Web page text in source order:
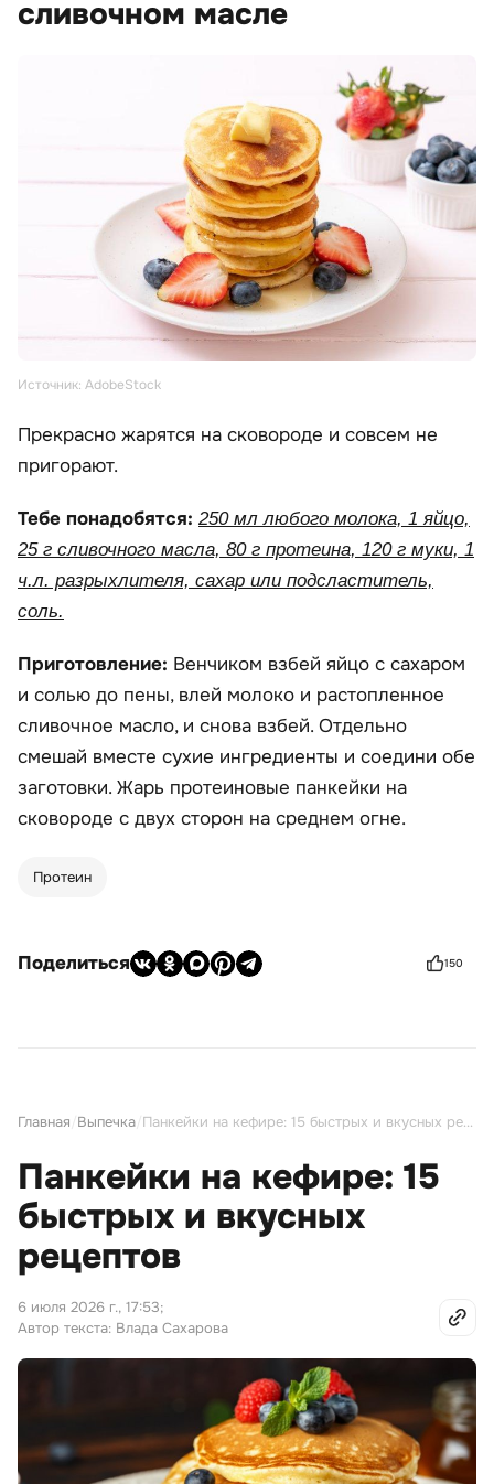
сливочном масле
Источник: AdobeStock
Прекрасно жарятся на сковороде и совсем не
пригорают.
Тебе понадобятся: 250 мл любого молока, 1 яйцо,
25 г сливочного масла, 80 г протеина, 120 г муки, 1
ч.л. разрыхлителя, сахар или подсластитель,
соль.
Приготовление: Венчиком взбей яйцо с сахаром
и солью до пены, влей молоко и растопленное
сливочное масло, и снова взбей. Отдельно
смешай вместе сухие ингредиенты и соедини обе
заготовки. Жарь протеиновые панкейки на
сковороде с двух сторон на среднем огне.
Протеин
Поделиться 150
Главная Выпечка Панкейки на кефире: 15 быстрых и вкусных рецептов
Панкейки на кефире: 15
быстрых и вкусных
рецептов
6 июля 2026 г., 17:53;
Автор текста: Влада Сахарова